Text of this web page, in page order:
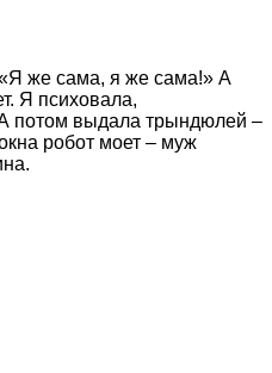
же сама, я же сама!» А
Я психовала,
потом выдала трындюлей –
робот моет – муж